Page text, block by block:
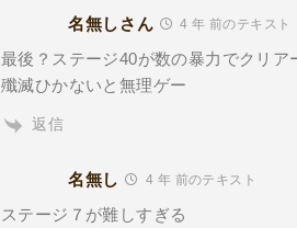
名無しさん 4 年 前のテキスト
最後？ステージ40が数の暴力でクリア
殲滅ひかないと無理ゲー
返信
名無し 4 年 前のテキスト
ステージ７が難しすぎる